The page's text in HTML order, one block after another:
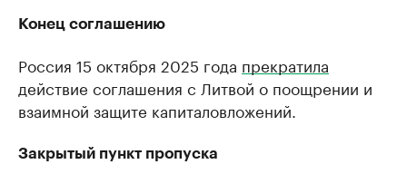
Конец соглашению
Россия 15 октября 2025 года прекратила
действие соглашения с Литвой о поощрении и
взаимной защите капиталовложений.
Закрытый пункт пропуска